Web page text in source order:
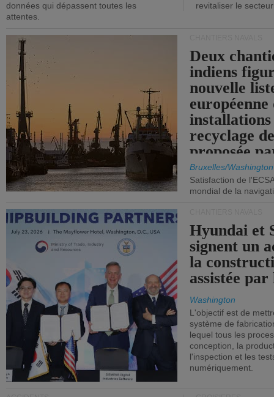
données qui dépassent toutes les
attentes.
revitaliser le secteur
Deux
indiens
nouvelle
européenne
installations
recyclage
proposée
Bruxelles/Washington
Satisfaction de
mondial de la
Hyundai et
signent un
la
assistée
Washington
L'objectif est de
système de
lequel tous les
conception, la
l'inspection et les
numériquement.